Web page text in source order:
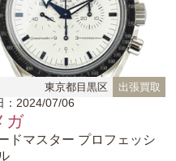
東京都目黒区
出張買取
：2024/07/06
ガ
ドマスター プロフェッシ